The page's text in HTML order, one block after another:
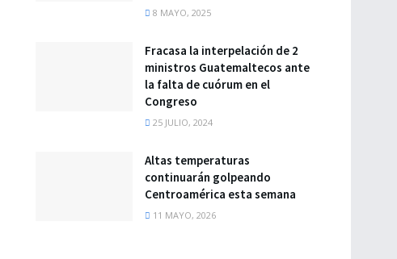
8 MAYO, 2025
Fracasa la interpelación de 2
ministros Guatemaltecos ante
la falta de cuórum en el
Congreso
25 JULIO, 2024
Altas temperaturas
continuarán golpeando
Centroamérica esta semana
11 MAYO, 2026